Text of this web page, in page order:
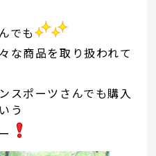
でも
な商品を取り扱われて
スポーツさんでも購入
う